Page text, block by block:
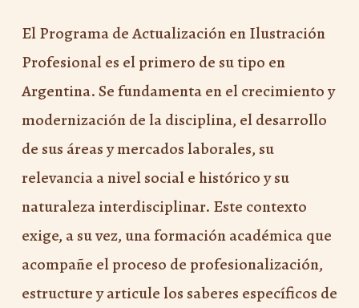
El Programa de Actualización en Ilustración
Profesional es el primero de su tipo en
Argentina. Se fundamenta en el crecimiento y
modernización de la disciplina, el desarrollo
de sus áreas y mercados laborales, su
relevancia a nivel social e histórico y su
naturaleza interdisciplinar. Este contexto
exige, a su vez, una formación académica que
acompañe el proceso de profesionalización,
estructure y articule los saberes específicos de